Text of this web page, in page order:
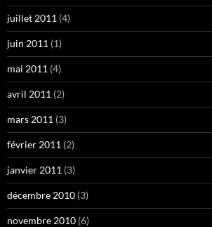
juillet 2011 (4)
juin 2011 (1)
mai 2011 (4)
avril 2011 (2)
mars 2011 (3)
février 2011 (2)
janvier 2011 (3)
décembre 2010 (3)
novembre 2010 (6)